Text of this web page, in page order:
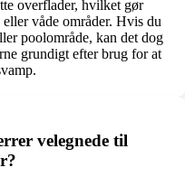
overflader, hvilket gør
våde områder. Hvis du
poolområde, kan det dog
grundigt efter brug for at
velegnede til